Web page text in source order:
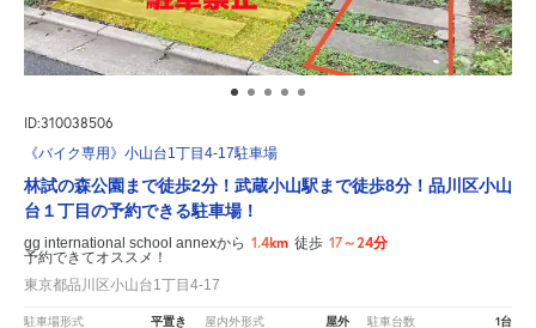
ID:310038506
《バイク専用》小山台1丁目4-17駐車場
林試の森公園まで徒歩2分！武蔵小山駅まで徒歩8分！品川区小山
台１丁目の予約できる駐車場！
gg international school annexから 1.4km 徒歩 17～24分
予約できてオススメ！
東京都品川区小山台1丁目4-17
駐車場形式 平置き 屋内外形式 屋外 駐車台数 1台